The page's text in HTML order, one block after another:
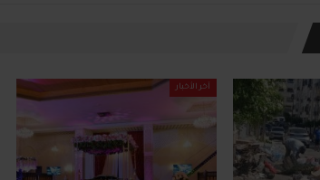
آخر الأخبار